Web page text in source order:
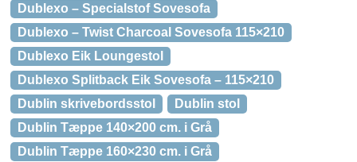
Dublexo – Specialstof Sovesofa
Dublexo – Twist Charcoal Sovesofa 115×210
Dublexo Eik Loungestol
Dublexo Splitback Eik Sovesofa – 115×210
Dublin skrivebordsstol
Dublin stol
Dublin Tæppe 140×200 cm. i Grå
Dublin Tæppe 160×230 cm. i Grå